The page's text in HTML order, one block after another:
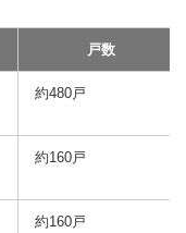
戸数
約480戸
約160戸
約160戸